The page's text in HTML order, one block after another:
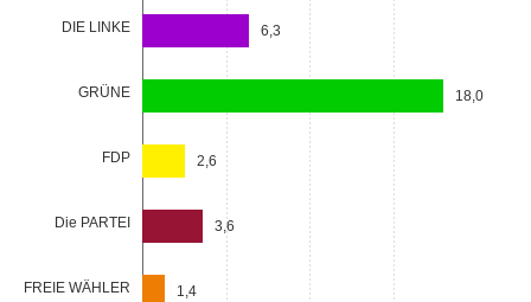
DIE LINKE
GRÜNE
FDP
Die PARTEI
FREIE WÄHLER
6,3
18,0
2,6
3,6
1,4